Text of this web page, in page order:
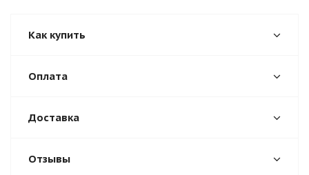
Как купить
Оплата
Доставка
Отзывы